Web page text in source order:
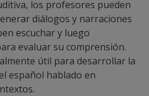
los profesores pueden
diálogos y narraciones
escuchar y luego
evaluar su comprensión.
útil para desarrollar la
español hablado en